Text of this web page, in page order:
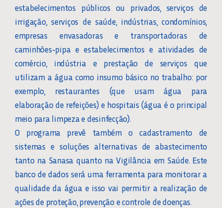
estabelecimentos públicos ou privados, serviços de
irrigação, serviços de saúde, indústrias, condomínios,
empresas envasadoras e transportadoras de
caminhões-pipa e estabelecimentos e atividades de
comércio, indústria e prestação de serviços que
utilizam a água como insumo básico no trabalho: por
exemplo, restaurantes (que usam água para
elaboração de refeições) e hospitais (água é o principal
meio para limpeza e desinfecção).
O programa prevê também o cadastramento de
sistemas e soluções alternativas de abastecimento
tanto na Sanasa quanto na Vigilância em Saúde. Este
banco de dados será uma ferramenta para monitorar a
qualidade da água e isso vai permitir a realização de
ações de proteção, prevenção e controle de doenças.